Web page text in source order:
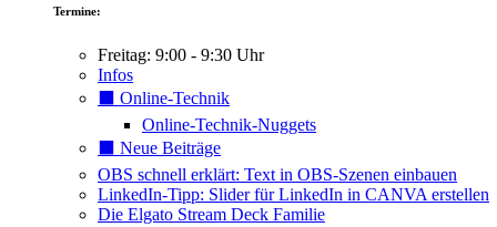
Termine:
Freitag: 9:00 - 9:30 Uhr
Infos
⬛️ Online-Technik
Online-Technik-Nuggets
⬛️ Neue Beiträge
OBS schnell erklärt: Text in OBS-Szenen einbauen
LinkedIn-Tipp: Slider für LinkedIn in CANVA erstellen
Die Elgato Stream Deck Familie